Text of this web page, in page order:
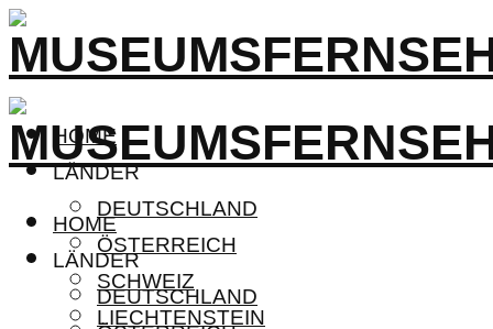
HOME
LÄNDER
DEUTSCHLAND
ÖSTERREICH
SCHWEIZ
LIECHTENSTEIN
HOME
LÄNDER
DEUTSCHLAND